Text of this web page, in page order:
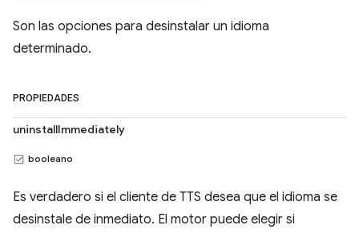
Son las opciones para desinstalar un idioma
determinado.
PROPIEDADES
uninstallImmediately
booleano
Es verdadero si el cliente de TTS desea que el idioma se
desinstale de inmediato. El motor puede elegir si